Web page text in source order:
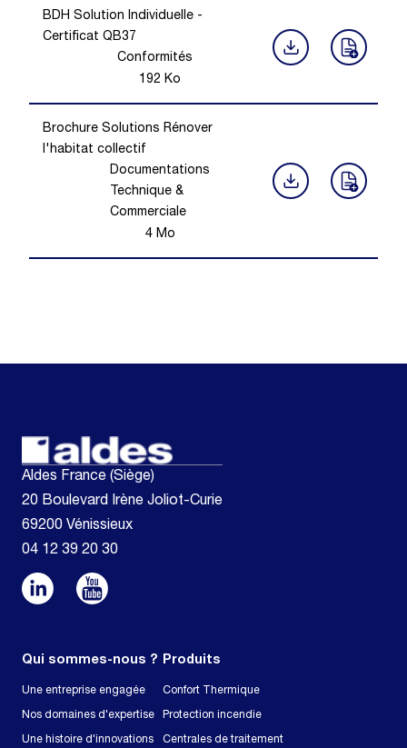
BDH Solution Individuelle -
Certificat QB37
Conformités
192 Ko
Brochure Solutions Rénover
l'habitat collectif
Documentations
Technique &
Commerciale
4Mo
Aldes France (Siège)
20 Boulevard Irène Joliot-Curie
69200 Vénissieux
04 12 39 20 30
Qui sommes-nous ?
Une entreprise engagée
Nos domaines d'expertise
Une histoire d'innovations
Produits
Confort Thermique
Protection incendie
Centrales de traitement